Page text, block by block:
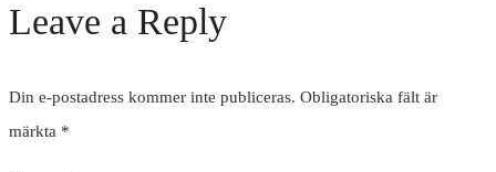
Leave a Reply
Din e-postadress kommer inte publiceras. Obligatoriska fält är
märkta *